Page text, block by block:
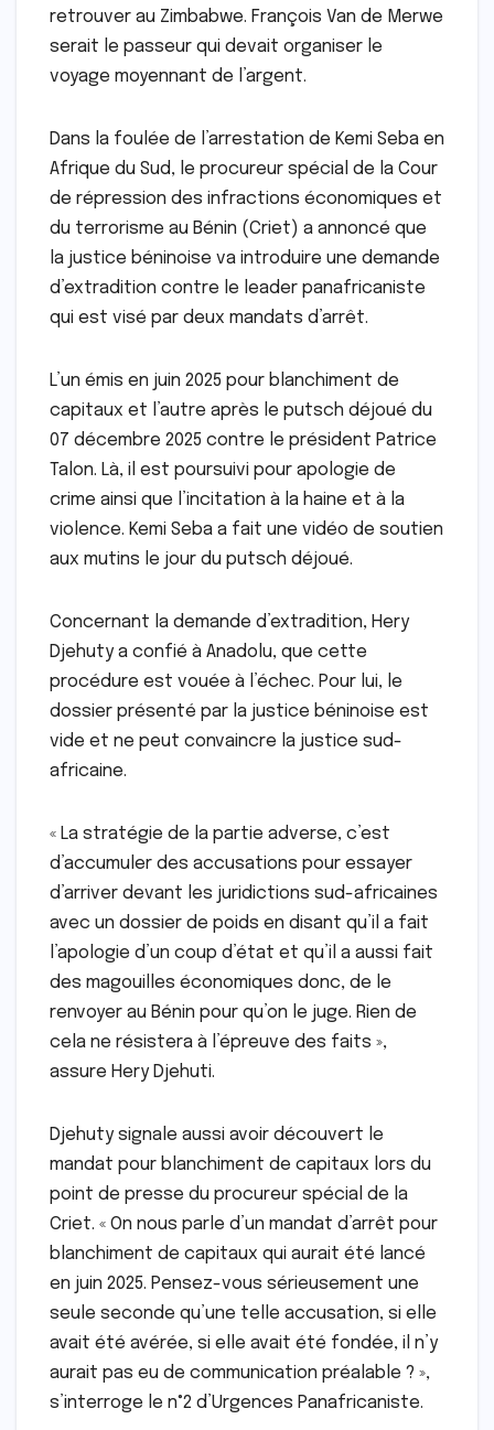
retrouver au Zimbabwe. François Van de Merwe
serait le passeur qui devait organiser le
voyage moyennant de l’argent.
Dans la foulée de l’arrestation de Kemi Seba en
Afrique du Sud, le procureur spécial de la Cour
de répression des infractions économiques et
du terrorisme au Bénin (Criet) a annoncé que
la justice béninoise va introduire une demande
d’extradition contre le leader panafricaniste
qui est visé par deux mandats d’arrêt.
L’un émis en juin 2025 pour blanchiment de
capitaux et l’autre après le putsch déjoué du
07 décembre 2025 contre le président Patrice
Talon. Là, il est poursuivi pour apologie de
crime ainsi que l’incitation à la haine et à la
violence. Kemi Seba a fait une vidéo de soutien
aux mutins le jour du putsch déjoué.
Concernant la demande d’extradition, Hery
Djehuty a confié à Anadolu, que cette
procédure est vouée à l’échec. Pour lui, le
dossier présenté par la justice béninoise est
vide et ne peut convaincre la justice sud-
africaine.
« La stratégie de la partie adverse, c’est
d’accumuler des accusations pour essayer
d’arriver devant les juridictions sud-africaines
avec un dossier de poids en disant qu’il a fait
l’apologie d’un coup d’état et qu’il a aussi fait
des magouilles économiques donc, de le
renvoyer au Bénin pour qu’on le juge. Rien de
cela ne résistera à l’épreuve des faits »,
assure Hery Djehuti.
Djehuty signale aussi avoir découvert le
mandat pour blanchiment de capitaux lors du
point de presse du procureur spécial de la
Criet. « On nous parle d’un mandat d’arrêt pour
blanchiment de capitaux qui aurait été lancé
en juin 2025. Pensez-vous sérieusement une
seule seconde qu’une telle accusation, si elle
avait été avérée, si elle avait été fondée, il n’y
aurait pas eu de communication préalable ? »,
s’interroge le n°2 d’Urgences Panafricaniste.